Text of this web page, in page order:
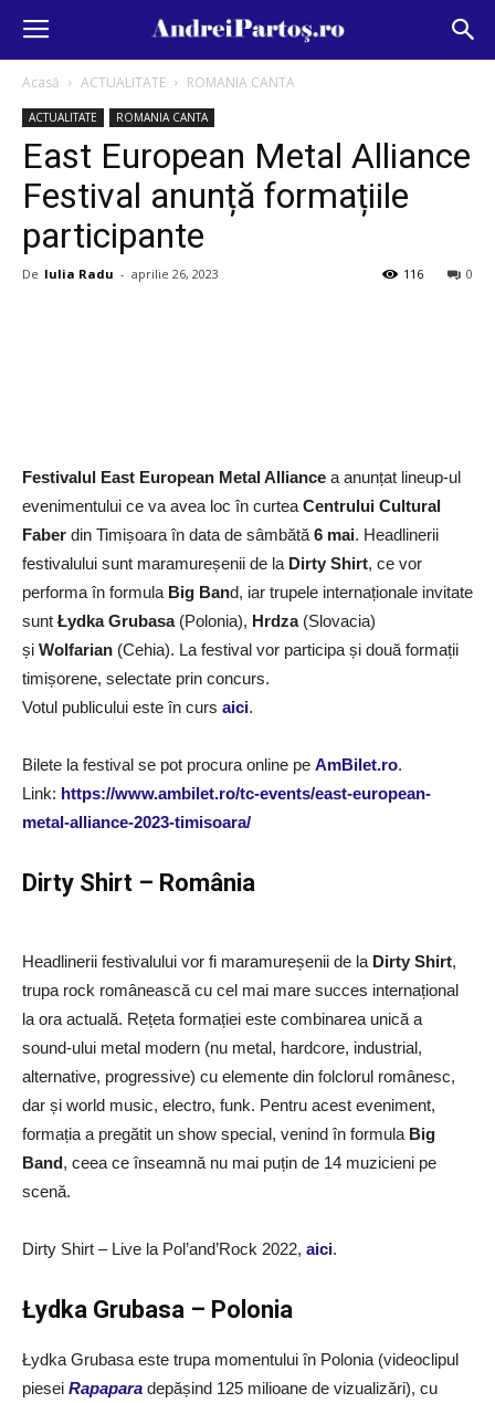
Acasă ACTUALITATE ROMANIA CANTA
ACTUALITATE ROMANIA CANTA
East European Metal Alliance
Festival anunță formațiile
participante
De Iulia Radu - aprilie 26, 2023 0
116
Festivalul East European Metal Alliance a anunțat lineup-ul
evenimentului ce va avea loc în curtea Centrului Cultural
Faber din Timișoara în data de sâmbătă 6 mai. Headlinerii
festivalului sunt maramureșenii de la Dirty Shirt, ce vor
performa în formula Big Band, iar trupele internaționale invitate
sunt Łydka Grubasa(Polonia), Hrdza(Slovacia)
și Wolfarian (Cehia). La festival vor participa și două formații
timișorene, selectate prin concurs.
Votul publicului este în curs aici.
Bilete la festival se pot procura online pe AmBilet.ro.
Link: https://www.ambilet.ro/tc-events/east-european-
metal-alliance-2023-timisoara/
Dirty Shirt – România
Headlinerii festivalului vor fi maramureșenii de la Dirty Shirt,
trupa rock românească cu cel mai mare succes internațional
la ora actuală. Rețeta formației este combinarea unică a
sound-ului metal modern (nu metal, hardcore, industrial,
alternative, progressive) cu elemente din folclorul românesc,
dar și world music, electro, funk. Pentru acest eveniment,
formația a pregătit un show special, venind în formula Big
Band, ceea ce înseamnă nu mai puțin de 14 muzicieni pe
scenă.
Dirty Shirt – Live la Pol’and’Rock 2022, aici.
Łydka Grubasa – Polonia
Łydka Grubasa este trupa momentului în Polonia (videoclipul
piesei Rapapara depășind 125 milioane de vizualizări), cu